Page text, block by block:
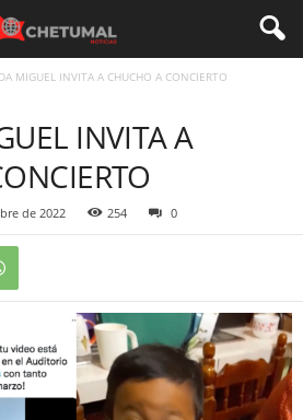
MIGUEL INVITA A CHUCHO A CONCIERTO
INVITA A
de 2022 254 0